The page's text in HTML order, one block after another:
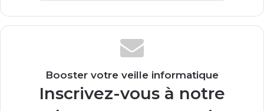
Booster votre veille informatique
Inscrivez-vous à notre